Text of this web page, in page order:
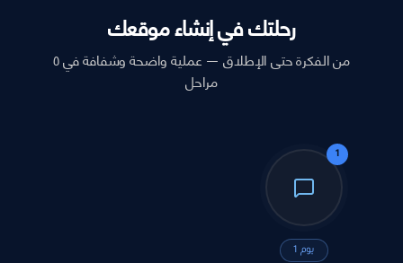
رحلتك في إنشاء موقعك
من الفكرة حتى الإطلاق — عملية واضحة وشفافة في ٥
مراحل
يوم 1